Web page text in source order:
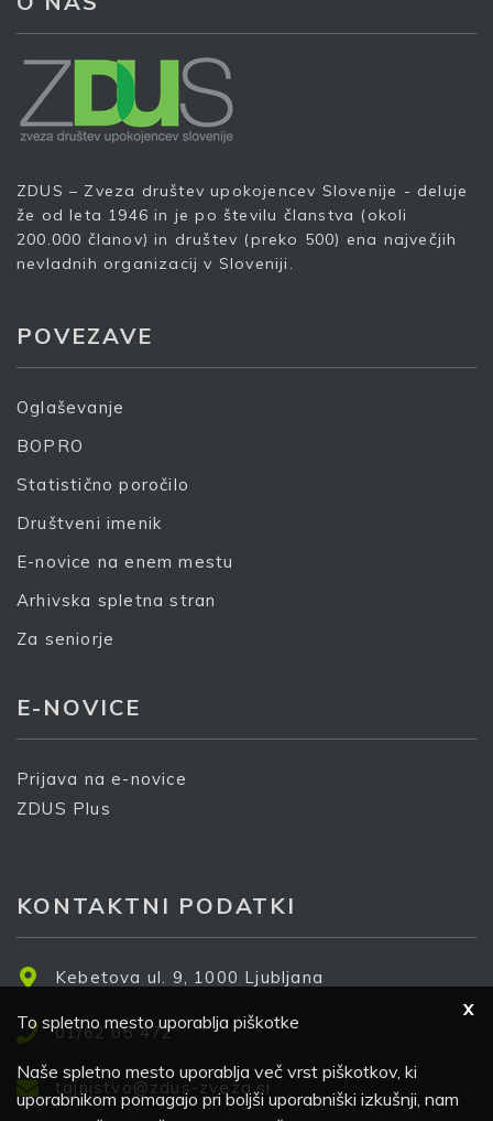
ZDUS – Zveza društev upokojencev Slovenije - deluje
že od leta 1946 in je po številu članstva (okoli
200.000 članov) in društev (preko 500) ena največjih
nevladnih organizacij v Sloveniji.
POVEZAVE
Oglaševanje
BOPRO
Statistično poročilo
Društveni imenik
E-novice na enem mestu
Arhivska spletna stran
Za seniorje
E-NOVICE
Prijava na e-novice
ZDUS Plus
KONTAKTNI PODATKI
Kebetova ul. 9, 1000 Ljubljana
01/62 05 472
tajnistvo@zdus-zveza.si
X
To spletno mesto uporablja piškotke
Naše spletno mesto uporablja več vrst piškotkov, ki
uporabnikom pomagajo pri boljši uporabniški izkušnji, nam
Prijava na e-novice
Prijava